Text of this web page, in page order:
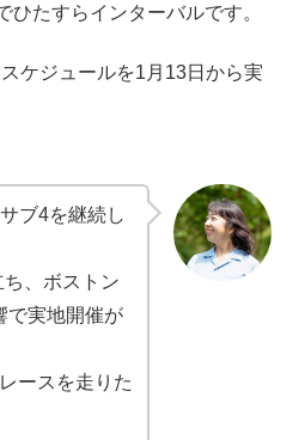
たすらインターバルです。
ケジュールを1月13日から実
ブ4を継続し
、ボストン
で実地開催が
ースを走りた